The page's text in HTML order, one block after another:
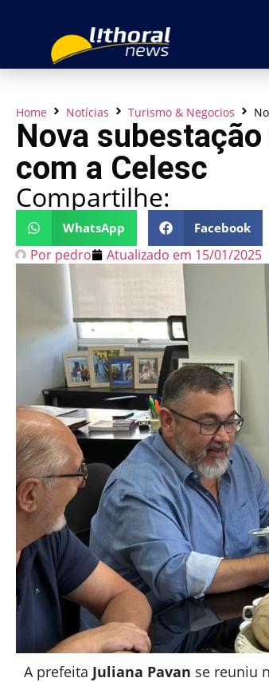
Home Notícias Turismo & Negocios
Nova
com a Celesc
Compartilhe:
WhatsApp Facebook
Por pedro Atualizado em 15/01/2025
A prefeita Juliana Pavan se reuniu